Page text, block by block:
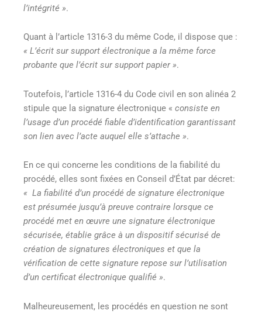
l’intégrité ».
Quant à l’article 1316-3 du même Code, il dispose que :
« L’écrit sur support électronique a la même force
probante que l’écrit sur support papier ».
Toutefois, l’article 1316-4 du Code civil en son alinéa 2
stipule que la signature électronique « consiste en
l’usage d’un procédé fiable d’identification garantissant
son lien avec l’acte auquel elle s’attache ».
En ce qui concerne les conditions de la fiabilité du
procédé, elles sont fixées en Conseil d’État par décret:
« La fiabilité d’un procédé de signature électronique
est présumée jusqu’à preuve contraire lorsque ce
procédé met en œuvre une signature électronique
sécurisée, établie grâce à un dispositif sécurisé de
création de signatures électroniques et que la
vérification de cette signature repose sur l’utilisation
d’un certificat électronique qualifié ».
Malheureusement, les procédés en question ne sont